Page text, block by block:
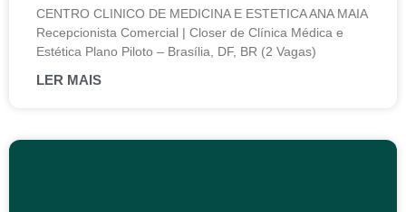
CENTRO CLINICO DE MEDICINA E ESTETICA ANA MAIA
Recepcionista Comercial | Closer de Clínica Médica e
Estética Plano Piloto – Brasília, DF, BR (2 Vagas)
LER MAIS